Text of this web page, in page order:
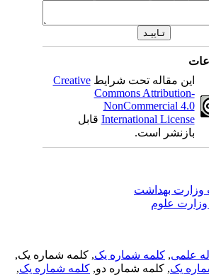
این مقاله تحت شرایطCreative
Commons Attribution-
NonCommercial 4.0
International Licenseقابل
بازنشر است.
بهداشت
علوم
علمی, کلمه شماره یک, کلمه شماره یک,
یک, کلمه شماره دو,کلمه شماره یک,